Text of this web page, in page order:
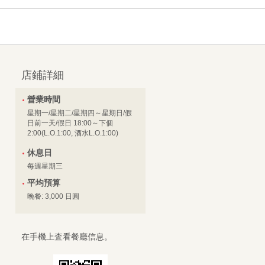
店鋪詳細
營業時間
星期一/星期二/星期四～星期日/假
日前一天/假日 18:00～下個
2:00(L.O.1:00, 酒水L.O.1:00)
休息日
每週星期三
平均預算
晚餐: 3,000 日圓
在手機上査看餐廳信息。